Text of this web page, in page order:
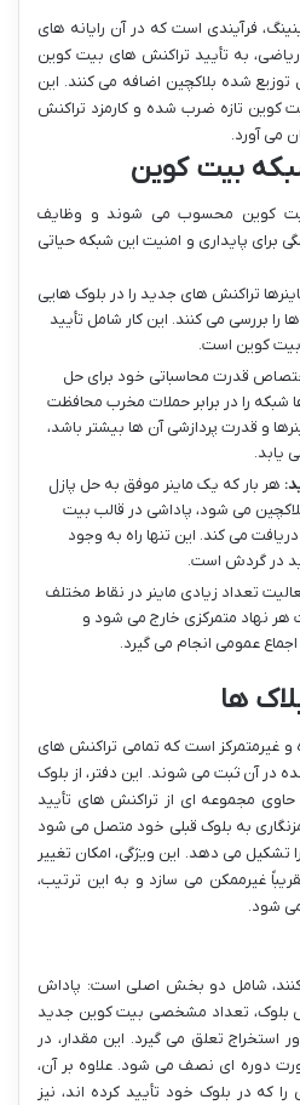
فرآیندی است که در آن رایانه های
به تأیید تراکنش های بیت کوین
توزیع شده بلاکچین اضافه می کنند. این
کوین تازه ضرب شده و کارمزد تراکنش
می آورد.
بیت کوین
بیت کوین محسوب می شوند و وظایف
برای پایداری و امنیت این شبکه حیاتی
تراکنش های جدید را در بلوک هایی
بررسی می کنند. این کار شامل تأیید
کوین است.
قدرت محاسباتی خود برای حل
شبکه را در برابر حملات مخرب محافظت
و قدرت پردازشی آن ها بیشتر باشد،
یابد.
هر بار که یک ماینر موفق به حل پازل
می شود، پاداشی در قالب بیت
می کند. این تنها راه به وجود
در گردش است.
تعداد زیادی ماینر در نقاط مختلف
هر نهاد متمرکزی خارج می شود و
عمومی انجام می گیرد.
ها
و غیرمتمرکز است که تمامی تراکنش های
در آن ثبت می شوند. این دفتر، از بلوک
مجموعه ای از تراکنش های تأیید
به بلوک قبلی خود متصل می شود
تشکیل می دهد. این ویژگی، امکان تغییر
غیرممکن می سازد و به این ترتیب،
شود.
کنند، شامل دو بخش اصلی است: پاداش
بلوک، تعداد مشخصی بیت کوین جدید
استخراج تعلق می گیرد. این مقدار، در
دوره ای نصف می شود. علاوه بر آن،
را که در بلوک خود تأیید کرده اند، نیز